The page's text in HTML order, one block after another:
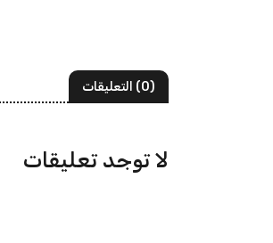
(0) التعليقات
لا توجد تعليقات